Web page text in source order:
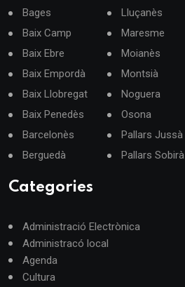
Bages
Baix Camp
Baix Ebre
Baix Empordà
Baix Llobregat
Baix Penedès
Barcelonès
Berguedà
Lluçanès
Maresme
Moianès
Montsià
Noguera
Osona
Pallars Jussà
Pallars Sobirà
Categories
Administració Electrònica
Administracó local
Agenda
Cultura